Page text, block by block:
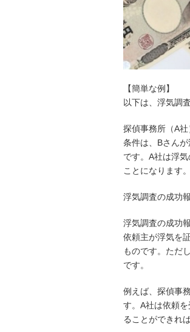
【簡単な例】
以下は、浮気調
探偵事務所（A
条件は、Bさん
です。A社は浮
ことになります。
浮気調査の成功
浮気調査の成功
依頼主が浮気を
ものです。ただ
です。
例えば、探偵事
す。A社は依頼
ることができれ